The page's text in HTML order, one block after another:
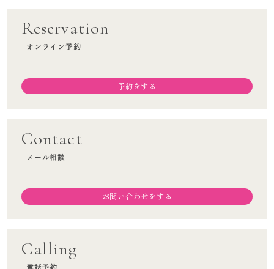
メニュー一覧
オンラインショップ
Reservation
オンライン予約
予約をする
Contact
メール相談
お問い合わせをする
Calling